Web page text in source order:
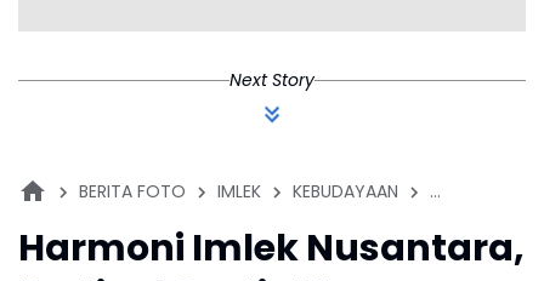
Next Story
BERITA FOTO IMLEK KEBUDAYAAN NASIONAL
Harmoni Imlek Nusantara,